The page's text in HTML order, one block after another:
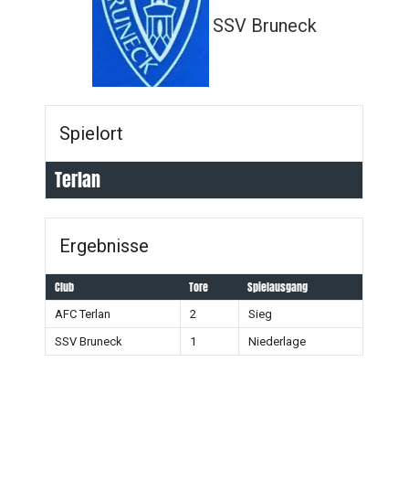
SSV Bruneck
Spielort
Terlan
Ergebnisse
Club Tore Spielausgang
AFC Terlan 2
Sieg
SSV Bruneck
1 Niederlage